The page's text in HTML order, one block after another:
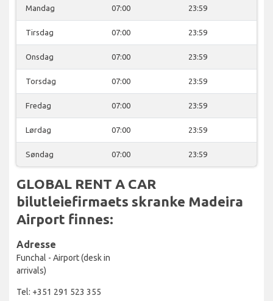
Mandag 07:00 23:59
Tirsdag 07:00 23:59
Onsdag 07:00 23:59
Torsdag 07:00 23:59
Fredag 07:00 23:59
Lørdag 07:00 23:59
Søndag 07:00 23:59
GLOBAL RENT A CAR
bilutleiefirmaets skranke Madeira
Airport finnes:
Adresse
Funchal - Airport (desk in
arrivals)
Tel: +351 291 523 355